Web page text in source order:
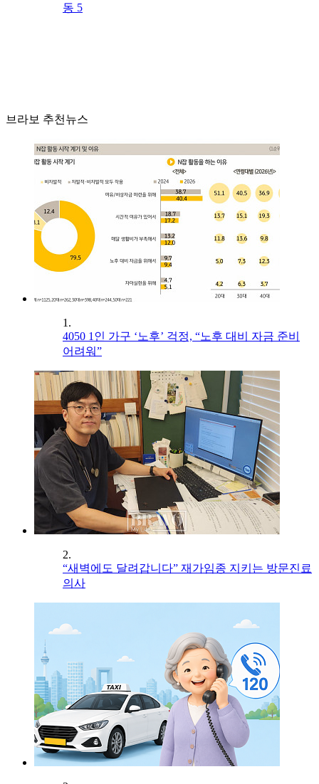
동 5
브라보 추천뉴스
1.
4050 1인 가구 ‘노후’ 걱정, “노후 대비 자금 준비
어려워”
2.
“새벽에도 달려갑니다” 재가임종 지키는 방문진료
의사